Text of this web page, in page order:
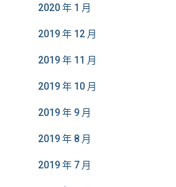
2020 年 1 月
2019 年 12 月
2019 年 11 月
2019 年 10 月
2019 年 9 月
2019 年 8 月
2019 年 7 月